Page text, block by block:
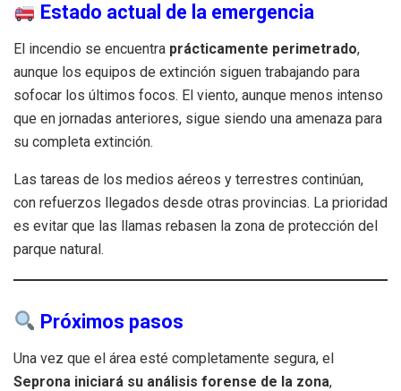
Estado actual de la emergencia
El incendio se encuentra prácticamente perimetrado,
aunque los equipos de extinción siguen trabajando para
sofocar los últimos focos. El viento, aunque menos intenso
que en jornadas anteriores, sigue siendo una amenaza para
su completa extinción.
Las tareas de los medios aéreos y terrestres continúan,
con refuerzos llegados desde otras provincias. La prioridad
es evitar que las llamas rebasen la zona de protección del
parque natural.
Próximos pasos
Una vez que el área esté completamente segura, el
Seprona iniciará su análisis forense de la zona,